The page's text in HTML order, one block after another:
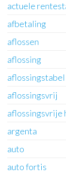
actuele
afbetaling
aflossen
aflossing
aflossingstabel
aflossingsvrij
aflossingsvrije
argenta
auto
auto fortis